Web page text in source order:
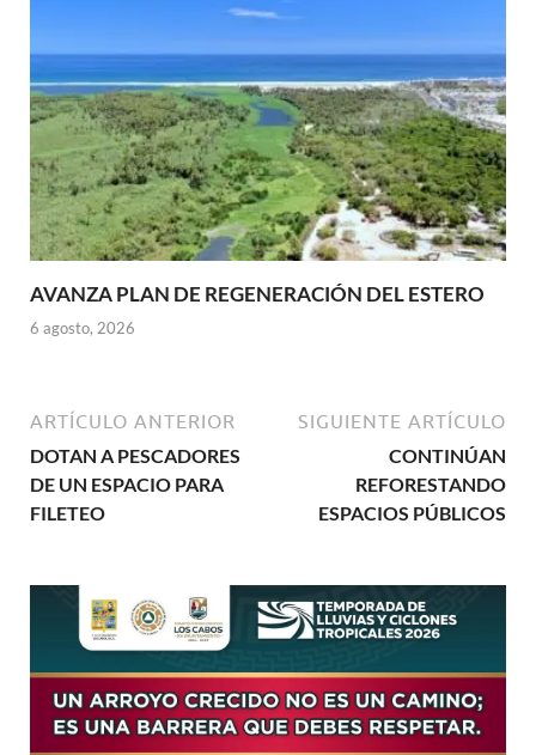
AVANZA PLAN DE REGENERACIÓN DEL ESTERO
6 agosto, 2026
ARTÍCULO ANTERIOR
DOTAN A PESCADORES
DE UN ESPACIO PARA
FILETEO
SIGUIENTE ARTÍCULO
CONTINÚAN
REFORESTANDO
ESPACIOS PÚBLICOS